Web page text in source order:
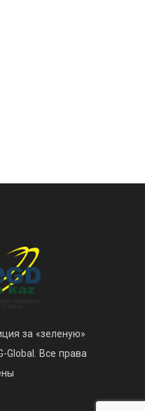
за «зеленую»
Global. Все права